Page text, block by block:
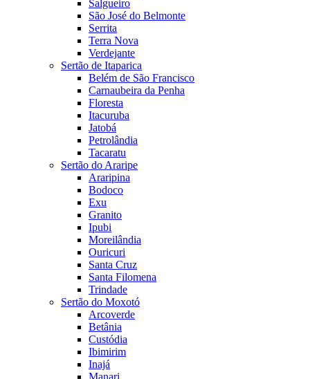
Salgueiro
São José do Belmonte
Serrita
Terra Nova
Verdejante
Sertão de Itaparica
Belém de São Francisco
Carnaubeira da Penha
Floresta
Itacuruba
Jatobá
Petrolândia
Tacaratu
Sertão do Araripe
Araripina
Bodoco
Exu
Granito
Ipubi
Moreilândia
Ouricuri
Santa Cruz
Santa Filomena
Trindade
Sertão do Moxotó
Arcoverde
Betânia
Custódia
Ibimirim
Inajá